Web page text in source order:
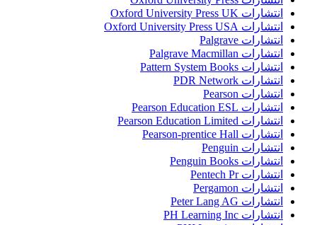
انتشارات Oxford University Press UK
انتشارات Oxford University Press USA
انتشارات Palgrave
انتشارات Palgrave Macmillan
انتشارات Pattern System Books
انتشارات PDR Network
انتشارات Pearson
انتشارات Pearson Education ESL
انتشارات Pearson Education Limited
انتشارات Pearson-prentice Hall
انتشارات Penguin
انتشارات Penguin Books
انتشارات Pentech Pr
انتشارات Pergamon
انتشارات Peter Lang AG
انتشارات PH Learning Inc